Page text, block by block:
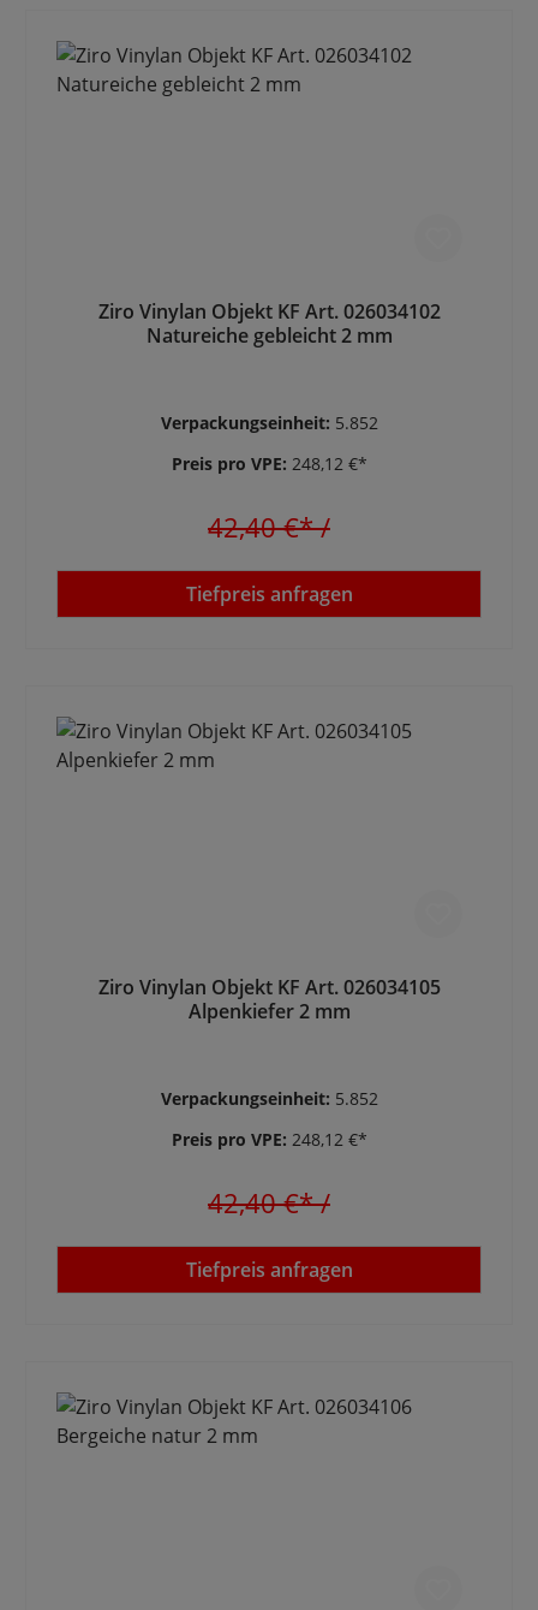
Ziro Vinylan Objekt KF Art. 026034102
Natureiche gebleicht 2 mm
Verpackungseinheit: 5.852
Preis pro VPE: 248,12 €*
42,40 €*/
Tiefpreis anfragen
Ziro Vinylan Objekt KF Art. 026034105
Alpenkiefer 2 mm
Verpackungseinheit: 5.852
Preis pro VPE: 248,12 €*
42,40 €*/
Tiefpreis anfragen